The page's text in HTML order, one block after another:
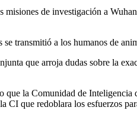
de investigación a
transmitió a los humanos de
que arroja dudas sobre la
la Comunidad de
que redoblara los esfuerzos